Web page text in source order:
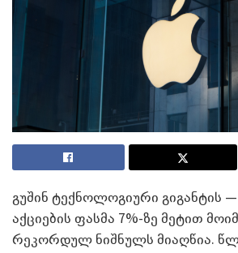
გუშინ ტექნოლოგიური გიგანტის —
აქციების ფასმა 7%-ზე მეტით
რეკორდულ ნიშნულს მიაღწია.